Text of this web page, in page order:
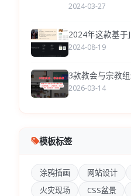
2024-03-27
2024年这款基于
2024-08-19
3款教会与宗教
2026-03-14
模板标签
涂鸦插画 网站设计
火灾现场
CSS盆景